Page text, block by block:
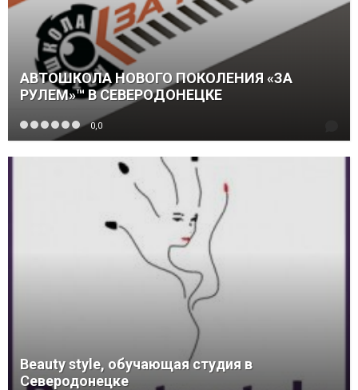
АВТОШКОЛА НОВОГО ПОКОЛЕНИЯ «ЗА
РУЛЕМ»™ В СЕВЕРОДОНЕЦКЕ
0,0
Beauty style, обучающая студия в
Северодонецке